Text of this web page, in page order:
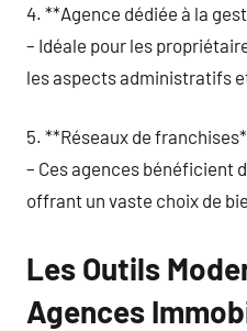
4. **Agence dédiée à la
– Idéale pour les
les aspects administratifs
5. **Réseaux de
– Ces agences bénéficient
offrant un vaste choix de
Les Outils
Agences